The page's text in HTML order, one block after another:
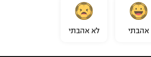
אהבתי לא אהבתי